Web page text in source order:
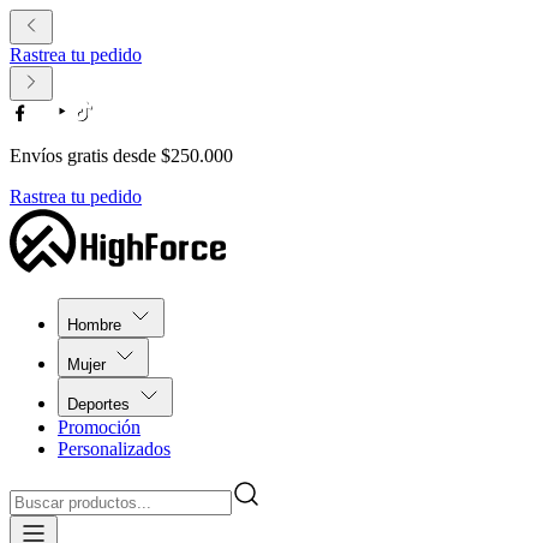
Rastrea tu pedido
Envíos gratis desde $250.000
Rastrea tu pedido
Hombre
Mujer
Deportes
Promoción
Personalizados